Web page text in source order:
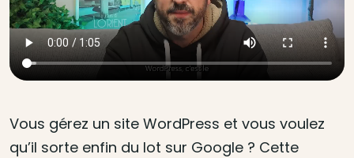
Vous gérez un site WordPress et vous voulez
qu’il sorte enfin du lot sur Google ? Cette